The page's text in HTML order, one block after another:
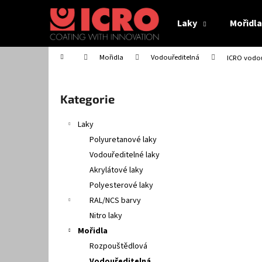
Laky Mořidla
Domů Mořidla Vodouředitelná ICRO
Přeskočit
kategorie
Kategorie
Laky
Polyuretanové laky
Vodouředitelné laky
Akrylátové laky
Polyesterové laky
RAL/NCS barvy
Nitro laky
Mořidla
Rozpouštědlová
í
Zpět
do
Zpět
do
ICRO VODOU ŘEDITELNÉ MOŘIDLO VM XX
214,17 Kč